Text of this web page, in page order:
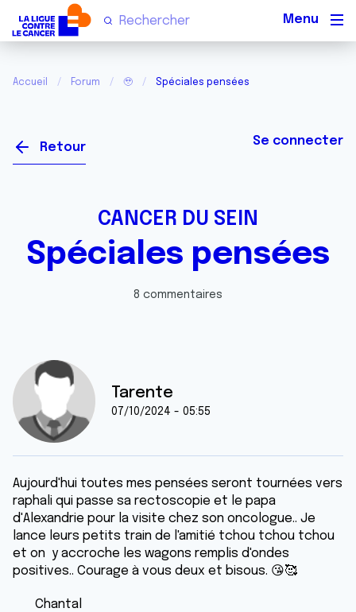
Accueil Forum 🥹 Spéciales pensées
Retour Se connecter
CANCER DU SEIN
Spéciales pensées
8 commentaires
Tarente
07/10/2024 - 05:55
Aujourd'hui toutes mes pensées seront tournées vers
raphali qui passe sa rectoscopie et le papa
d'Alexandrie pour la visite chez son oncologue.. Je
lance leurs petits train de l'amitié tchou tchou tchou
et on y accroche les wagons remplis d'ondes
positives.. Courage à vous deux et bisous. 😘🥰
Chantal